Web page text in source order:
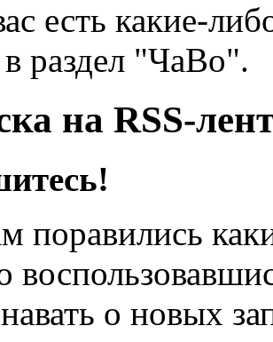
есть какие-
в раздел "ЧаВо".
на RSS-
поравились
о новых